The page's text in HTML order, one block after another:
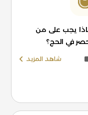
يجب على من
في الحج؟
شاهد المزيد